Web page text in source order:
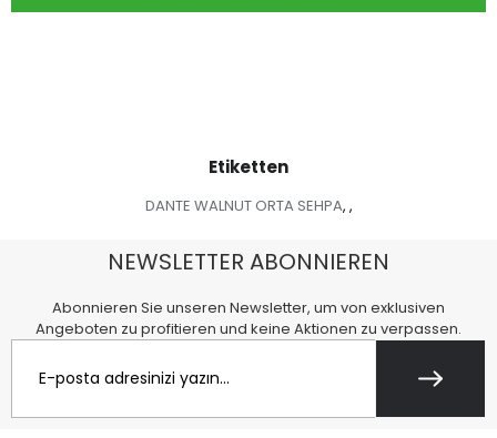
Etiketten
DANTE WALNUT ORTA SEHPA, ,
NEWSLETTER ABONNIEREN
Abonnieren Sie unseren Newsletter, um von exklusiven
Angeboten zu profitieren und keine Aktionen zu verpassen.